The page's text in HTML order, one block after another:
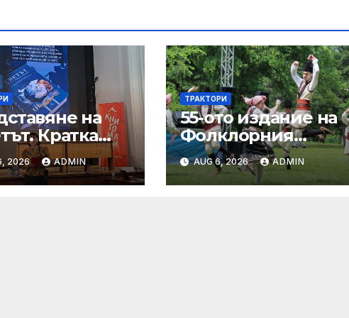
на
Кратка
2026 ADMIN
ТРАКТОРИ
55-ото издание на
Фолклорния
събор „Златната
гъдулка“ ще се
проведе на 8 юни
AUG 6, 2026 ADMIN